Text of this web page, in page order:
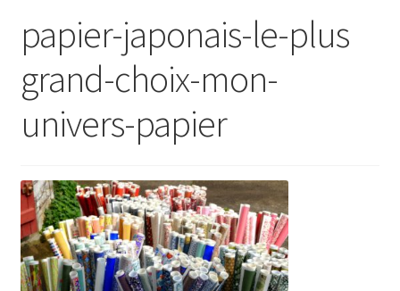
papier-japonais-le-plus
grand-choix-mon-
univers-papier